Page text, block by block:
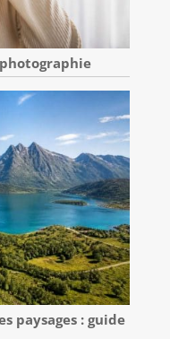
paysages : guide